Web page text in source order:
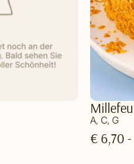
A, C, G
€ 6,70